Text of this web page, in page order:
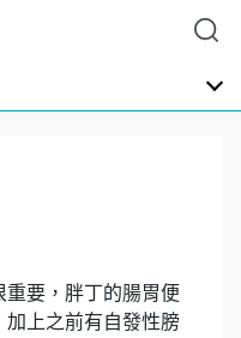
要，胖丁的腸胃便
加上之前有自發性膀